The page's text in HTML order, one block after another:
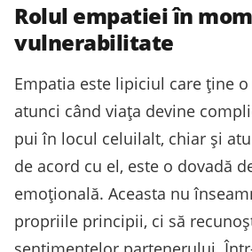
Rolul empatiei în
vulnerabilitate
Empatia este lipiciul care ține
atunci când viața devine
pui în locul celuilalt, chiar și
de acord cu el, este o dovadă
emoțională. Aceasta nu
propriile principii, ci să